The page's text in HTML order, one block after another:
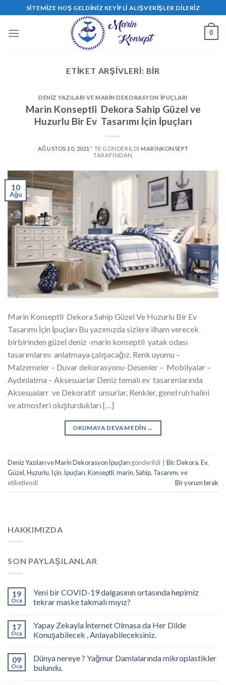
to
content
SITEMIZE HOŞ GELDINIZ KEYIFLI ALIŞVERIŞLER DILERIZ
0
ETIKET ARŞIVLERI: BIR
DENIZ YAZILARI VE MARIN DEKORASYON İPUÇLARI
Marin Konseptli Dekora Sahip Güzel ve
Huzurlu Bir Ev Tasarımı İçin İpuçları
AĞUSTOS 10, 2021 ’' TE GÖNDERILDI MARINKONSEPT
TARAFINDAN
10
Ağu
Marin Konseptli Dekora Sahip Güzel Ve Huzurlu Bir Ev
Tasarımı İçin İpuçları Bu yazımızda sizlere ilham verecek
birbirinden güzel deniz -marin konseptli yatak odası
tasarımlarını anlatmaya çalışacağız. Renk uyumu –
Malzemeler – Duvar dekorasyonu-Desenler – Mobilyalar –
Aydınlatma – Aksesuarlar Deniz temalı ev tasarımlarında
Aksesualarr ve Dekoratif unsurlar, Renkler, genel ruh halini
ve atmosferi oluşturdukları […]
OKUMAYA DEVAM EDIN →
Deniz Yazıları ve Marin Dekorasyon İpuçları gönderildi Bir,Dekora,Ev,
Güzel,Huzurlu, İçin, İpuçları,Konseptli,marin,Sahip, Tasarımı,ve
etiketlendi
Bir yorum bırak
HAKKIMIZDA
SON PAYLAŞILANLAR
19
Oca
Yeni bir COVID-19 dalgasının ortasında hepimiz
tekrar maske takmalı mıyız?
17
Oca
Yapay Zekayla İnternet Olmasa da Her Dilde
Konuşabilecek , Anlayabileceksiniz.
09
Oca
Dünya nereye ? Yağmur Damlalarında mikroplastikler
bulundu.